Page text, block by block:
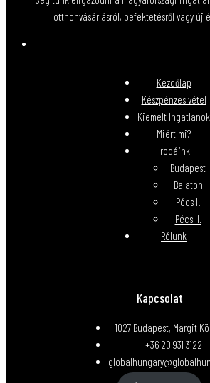
otthonvásárlásról, befektetésről vagy új
Kezdőlap
Készpénzes vétel
Kiemelt Ingatlanok
Miért mi?
Irodáink
Budapest
Balaton
Pécs I.
Pécs II.
Rólunk
Kapcsolat
1027 Budapest, Margit
+36 20 931 3122